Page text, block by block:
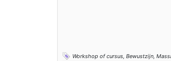
Workshop of cursus, Bewustzijn,